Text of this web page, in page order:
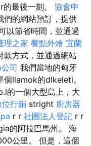
的最後一刻。 協會申
們的網站預訂，提供
以節省時間，並通過
理之家 餐點外燴 宜蘭
款方式，並通過網站
司 我們當地的匈牙
個llamok的dlkeleti。
的一個大型島上，大
位行銷 stright 廚房器
r r 社團法人登記 r r
的阿拉巴馬州。 海
公里。 但是，這個